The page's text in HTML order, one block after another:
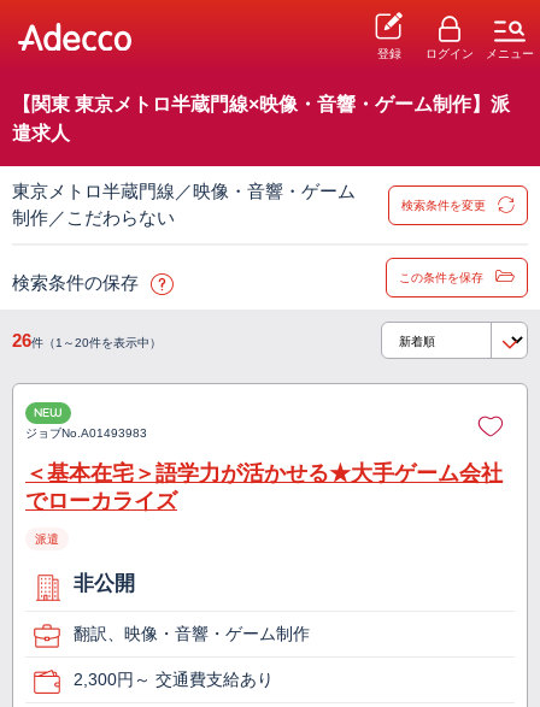
登録 ログイン メニュー
【関東 東京メトロ半蔵門線×映像・音響・ゲーム制作】派
遣求人
東京メトロ半蔵門線／映像・音響・ゲーム
制作／こだわらない
検索条件を変更
検索条件の保存 この条件を保存
26件（1～20件を表示中）
NEW
ジョブNo.A01493983
＜基本在宅＞語学力が活かせる★大手ゲーム会社
でローカライズ
派遣
非公開
翻訳、映像・音響・ゲーム制作
2,300円～ 交通費支給あり